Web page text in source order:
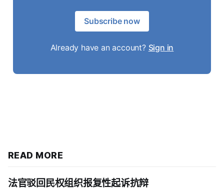
Subscribe now
Already have an account? Sign in
READ MORE
法官驳回民权组织报复性起诉抗辩